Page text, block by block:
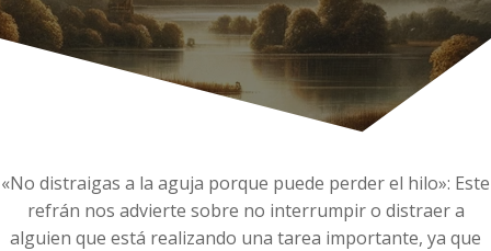
«No distraigas a la aguja porque puede perder el hilo»: Este
refrán nos advierte sobre no interrumpir o distraer a
alguien que está realizando una tarea importante, ya que